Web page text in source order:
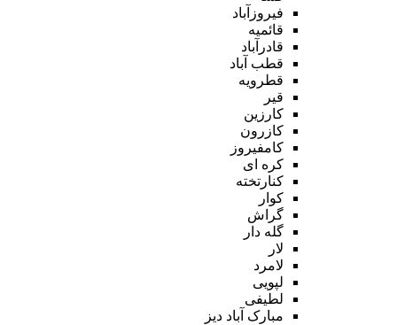
فیروزآباد
قائمیه
قادرآباد
قطب آباد
قطرویه
قیر
کارزین
کازرون
کامفیروز
کره ای
کنارتخته
کوار
گراش
گله دار
لار
لامرد
لپویی
لطیفی
مبارک آباد دیز